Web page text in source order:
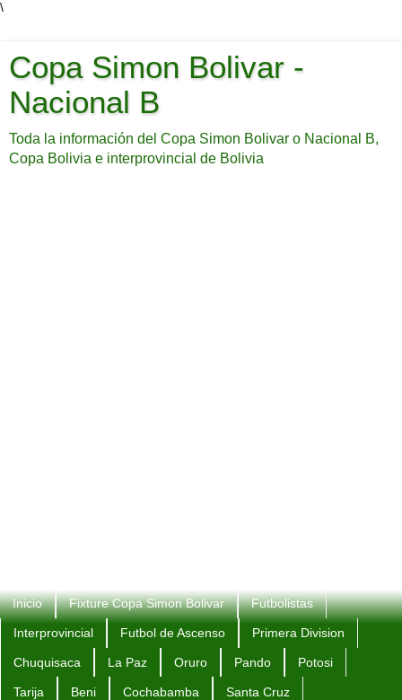
\
Copa Simon Bolivar -
Nacional B
Toda la información del Copa Simon Bolivar o Nacional B,
Copa Bolivia e interprovincial de Bolivia
Inicio Fixture Copa Simon Bolivar Futbolistas
Interprovincial Futbol de Ascenso Primera Division
Chuquisaca La Paz Oruro Pando Potosi
Tarija Beni Cochabamba Santa Cruz